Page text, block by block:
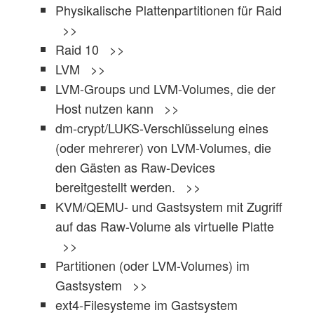
Physikalische Plattenpartitionen für Raid
>>
Raid 10 >>
LVM >>
LVM-Groups und LVM-Volumes, die der
Host nutzen kann >>
dm-crypt/LUKS-Verschlüsselung eines
(oder mehrerer) von LVM-Volumes, die
den Gästen as Raw-Devices
bereitgestellt werden. >>
KVM/QEMU- und Gastsystem mit Zugriff
auf das Raw-Volume als virtuelle Platte
>>
Partitionen (oder LVM-Volumes) im
Gastsystem >>
ext4-Filesysteme im Gastsystem